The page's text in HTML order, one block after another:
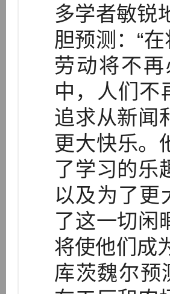
多学者敏锐
胆预测：“
劳动将不
中，人们不
追求从新闻
更大快乐
了学习的乐
以及为了更
了这一切闲
将使他们成
库茨魏尔预